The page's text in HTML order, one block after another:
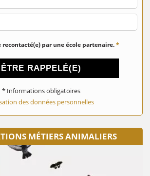
recontacté(e) par une école partenaire.*
ÊTRE RAPPELÉ(E)
* Informations obligatoires
des données personnelles
MÉTIERS ANIMALIERS